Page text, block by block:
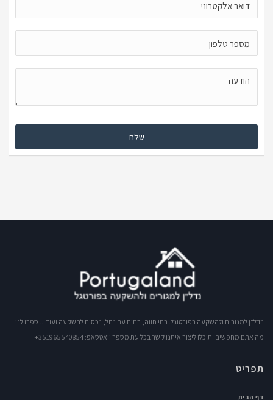
נדל"ן למגורים ולהשקעה בפורטוגל. בתי חווה, בתים עם נחל, נכסים להשקעה ועוד... ספרו לנו
מה אתם מחפשים. תוכלו ליצור איתנו קשר בכל עת מספר וואטסאפ: 351965540854+
תפריט
דף הבית